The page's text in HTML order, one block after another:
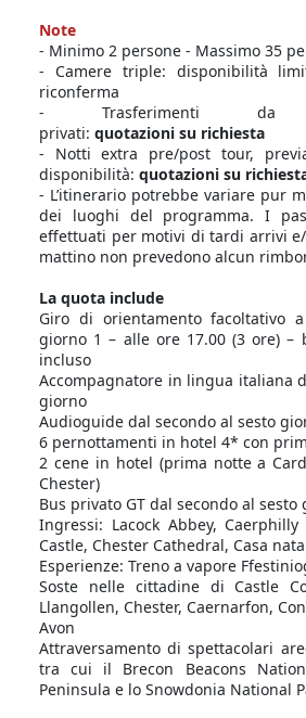
Note
- Minimo 2 persone - Massimo 35
- Camere triple: disponibilità
riconferma
- Trasferimenti da
privati: quotazioni su richiesta
- Notti extra pre/post tour,
disponibilità: quotazioni su
- L’itinerario potrebbe variare pur
dei luoghi del programma. I
effettuati per motivi di tardi arrivi
mattino non prevedono alcun
La quota include
Giro di orientamento facoltativo
giorno 1 – alle ore 17.00 (3 ore) –
incluso
Accompagnatore in lingua italiana
giorno
Audioguide dal secondo al sesto
6 pernottamenti in hotel 4* con
2 cene in hotel (prima notte a
Chester)
Bus privato GT dal secondo al sesto
Ingressi: Lacock Abbey, Caerphilly
Castle, Chester Cathedral, Casa
Esperienze: Treno a vapore
Soste nelle cittadine di Castle
Llangollen, Chester, Caernarfon,
Avon
Attraversamento di spettacolari
tra cui il Brecon Beacons
Peninsula e lo Snowdonia National